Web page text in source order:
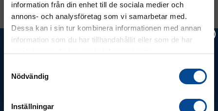
information från din enhet till de sociala medier och
annons- och analysföretag som vi samarbetar med.
Dessa kan i sin tur kombinera informationen med annan
information som du har tillhandahållit eller som de har
Nödvändig
Inställningar
Ta del av våra bästa erbjudanden &
nyheter!